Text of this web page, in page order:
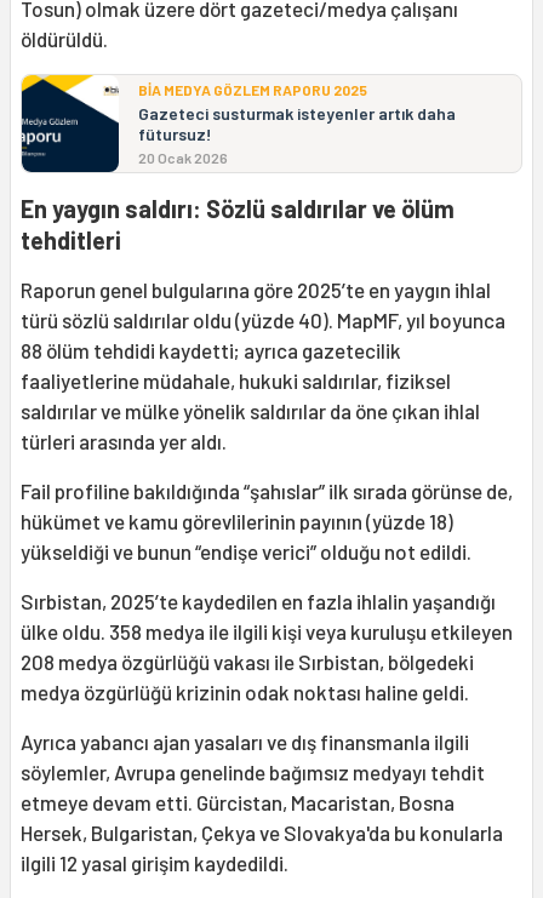
Tosun) olmak üzere dört gazeteci/medya çalışanı
öldürüldü.
BİA MEDYA GÖZLEM RAPORU 2025
Gazeteci susturmak isteyenler artık daha
fütursuz!
20 Ocak 2026
En yaygın saldırı: Sözlü saldırılar ve ölüm
tehditleri
Raporun genel bulgularına göre 2025’te en yaygın ihlal
türü sözlü saldırılar oldu (yüzde 40). MapMF, yıl boyunca
88 ölüm tehdidi kaydetti; ayrıca gazetecilik
faaliyetlerine müdahale, hukuki saldırılar, fiziksel
saldırılar ve mülke yönelik saldırılar da öne çıkan ihlal
türleri arasında yer aldı.
Fail profiline bakıldığında “şahıslar” ilk sırada görünse de,
hükümet ve kamu görevlilerinin payının (yüzde 18)
yükseldiği ve bunun “endişe verici” olduğu not edildi.
Sırbistan, 2025’te kaydedilen en fazla ihlalin yaşandığı
ülke oldu. 358 medya ile ilgili kişi veya kuruluşu etkileyen
208 medya özgürlüğü vakası ile Sırbistan, bölgedeki
medya özgürlüğü krizinin odak noktası haline geldi.
Ayrıca yabancı ajan yasaları ve dış finansmanla ilgili
söylemler, Avrupa genelinde bağımsız medyayı tehdit
etmeye devam etti. Gürcistan, Macaristan, Bosna
Hersek, Bulgaristan, Çekya ve Slovakya'da bu konularla
ilgili 12 yasal girişim kaydedildi.